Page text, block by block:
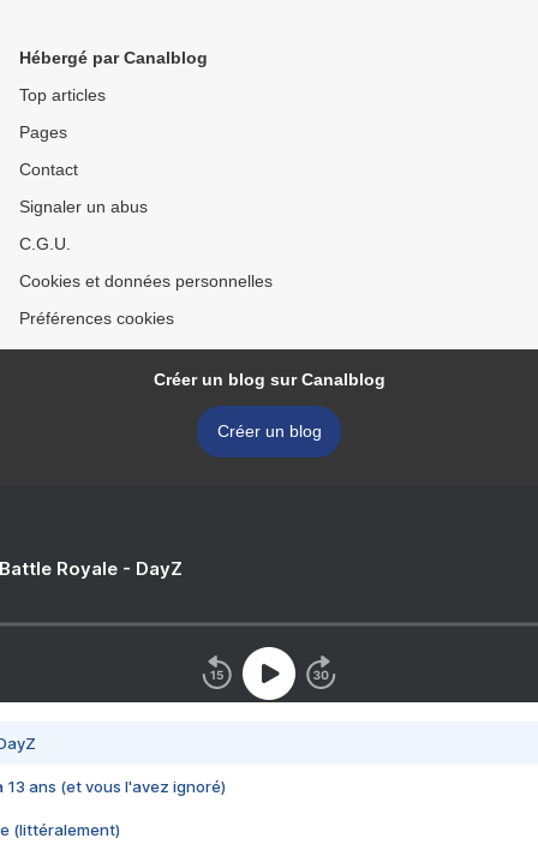
Hébergé par Canalblog
Top articles
Pages
Contact
Signaler un abus
C.G.U.
Cookies et données personnelles
Préférences cookies
Créer un blog sur Canalblog
Créer un blog
Royale - DayZ
13 ans (et vous l'avez ignoré)
(littéralement)